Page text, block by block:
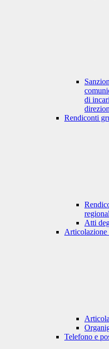
di
Rendiconti
Atti
Telefono e